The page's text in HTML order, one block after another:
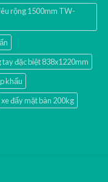
rộng 1500mm TW-
tay đặc biệt 838x1220mm
khấu
xe đẩy mặt bàn 200kg